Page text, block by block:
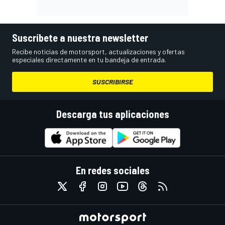
Suscríbete a nuestra newsletter
Recibe noticias de motorsport, actualizaciones y ofertas
especiales directamente en tu bandeja de entrada.
SUSCRIBIRSE
Descarga tus aplicaciones
En redes sociales